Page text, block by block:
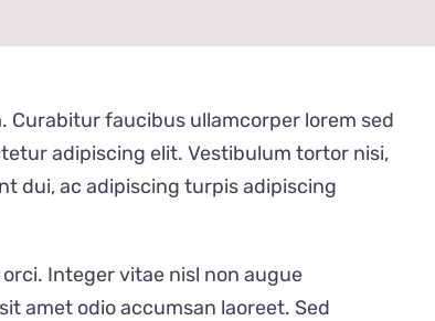
Curabitur faucibus ullamcorper lorem sed
adipiscing elit. Vestibulum tortor nisi,
dui, ac adipiscing turpis adipiscing
Integer vitae nisl non augue
amet odio accumsan laoreet. Sed